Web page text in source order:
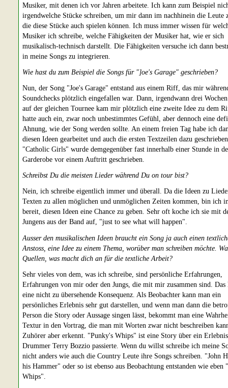
Musiker, mit denen ich vor Jahren arbeitete. Ich kann zum Beispiel
irgendwelche Stücke schreiben, um mir dann im nachhinein die Leute
die diese Stücke auch spielen können. Ich muss immer wissen für
Musiker ich schreibe, welche Fähigkeiten der Musiker hat, wie er sich
musikalisch-technisch darstellt. Die Fähigkeiten versuche ich dann
in meine Songs zu integrieren.
Wie hast du zum Beispiel die Songs für "]oe's Garage" geschrieben?
Nun, der Song "Joe's Garage" entstand aus einem Riff, das mir
Soundchecks plötzlich eingefallen war. Dann, irgendwann drei
auf der gleichen Tournee kam mir plötzlich eine zweite Idee zu dem
hatte auch ein, zwar noch unbestimmtes Gefühl, aber dennoch eine
Ahnung, wie der Song werden sollte. An einem freien Tag habe ich
diesen Ideen gearbeitet und auch die ersten Textzeilen dazu
"Catholic Girls" wurde demgegenüber fast innerhalb einer Stunde in
Garderobe vor einem Auftritt geschrieben.
Schreibst Du die meisten Lieder während Du on tour bist?
Nein, ich schreibe eigentlich immer und überall. Da die Ideen zu
Texten zu allen möglichen und unmöglichen Zeiten kommen, bin ich
bereit, diesen Ideen eine Chance zu geben. Sehr oft koche ich sie mit
Jungens aus der Band auf, "just to see what will happen".
Ausser den musikalischen Ideen braucht ein Song ja auch einen
Anstoss, eine Idee zu einem Thema, worüber man schreiben möchte.
Quellen, was macht dich an für die textliche Arbeit?
Sehr vieles von dem, was ich schreibe, sind persönliche Erfahrungen,
Erfahrungen von mir oder den Jungs, die mit mir zusammen sind. Das
eine nicht zu übersehende Konsequenz. Als Beobachter kann man ein
persönliches Erlebnis sehr gut darstellen, und wenn man dann die
Person die Story oder Aussage singen lässt, bekommt man eine
Textur in den Vortrag, die man mit Worten zwar nicht beschreiben
Zuhörer aber erkennt. "Punky's Whips" ist eine Story über ein
Drummer Terry Bozzio passierte. Wenn du willst schreibe ich meine
nicht anders wie auch die Country Leute ihre Songs schreiben. "John
his Hammer" oder so ist ebenso aus Beobachtung entstanden wie eben
Whips".